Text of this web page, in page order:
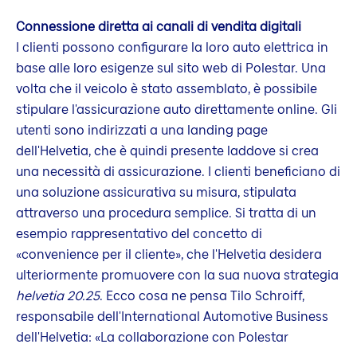
Connessione diretta ai canali di vendita digitali
I clienti possono configurare la loro auto elettrica in
base alle loro esigenze sul sito web di Polestar. Una
volta che il veicolo è stato assemblato, è possibile
stipulare l'assicurazione auto direttamente online. Gli
utenti sono indirizzati a una landing page
dell'Helvetia, che è quindi presente laddove si crea
una necessità di assicurazione. I clienti beneficiano di
una soluzione assicurativa su misura, stipulata
attraverso una procedura semplice. Si tratta di un
esempio rappresentativo del concetto di
«convenience per il cliente», che l'Helvetia desidera
ulteriormente promuovere con la sua nuova strategia
helvetia 20.25. Ecco cosa ne pensa Tilo Schroiff,
responsabile dell'International Automotive Business
dell'Helvetia: «La collaborazione con Polestar